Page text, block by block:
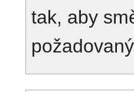
tak, aby